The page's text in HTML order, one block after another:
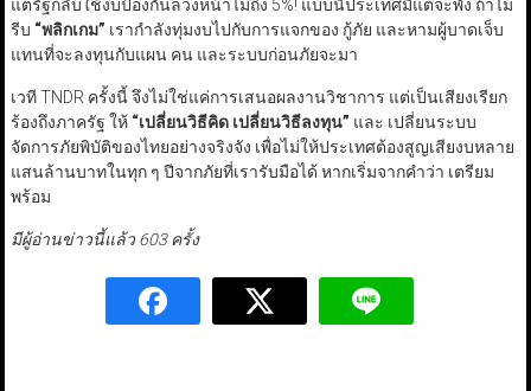
แต่รัฐกลับใช้งบป้องกันล่วงหน้าไม่ถึง 5%! แบบนี้ประเทศมีแต่จะพัง ถ้าไม่
รีบ “พลิกเกม” เรากำลังทุ่มงบไปกับการแจกของ กู้ภัย และหามผู้บาดเจ็บ
แทนที่จะลงทุนกับแผน คน และระบบก่อนภัยจะมา
เวที TNDR ครั้งนี้ จึงไม่ใช่แค่การเสนอผลงานวิชาการ แต่เป็นเสียงเรียก
ร้องถึงภาครัฐ ให้ “เปลี่ยนวิธีคิด เปลี่ยนวิธีลงทุน” และ เปลี่ยนระบบ
จัดการภัยพิบัติของไทยอย่างจริงจัง เพื่อไม่ให้ประเทศต้องสูญเสียงบหลาย
แสนล้านบาทในทุก ๆ ปีจากภัยที่เรารับมือได้ หากเริ่มจากคำว่า เตรียม
พร้อม
มีผู้อ่านข่าวนี้แล้ว 603 ครั้ง